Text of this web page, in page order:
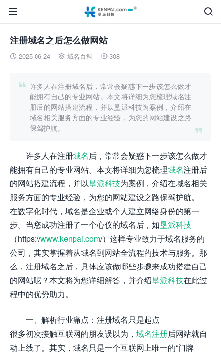


注册域名之后怎么做网站
 2025-06-24  域名百科  308


许多人在注册域名后，常常会疑惑下一步该怎么做才
能拥有自己的专业网站。本文将详细为您梳理域名注
册后的网站搭建流程，并以垦派科技为案例，介绍在
域名相关服务方面的专业经验，为您的网站建设之路
保驾护航。
许多人在注册域名后，常常会疑惑下一步该怎么做才
能拥有自己的专业网站。本文将详细为您梳理域名注册后
的网站搭建流程，并以垦派科技为案例，介绍在域名相关
服务方面的专业经验，为您的网站建设之路保驾护航。
在数字化时代，域名是企业或个人建立网络身份的第一
步。当您成功注册了一个心仪的域名后，如垦派科技
（https://www.kenpai.com/）这样专业致力于域名服务的
公司，其实掌握着从域名到网站全流程的技术与服务。那
么，注册域名之后，具体应该做哪些步骤来成功搭建自己
的网站呢？本文将为您详细解答，并介绍垦派科技在此过
程中的优势助力。
一、解析行业痛点：注册域名只是起点
很多初次接触互联网的朋友误以为， 域名注册后网站就自
动上线了。其实，域名只是一个互联网上唯一的“门牌